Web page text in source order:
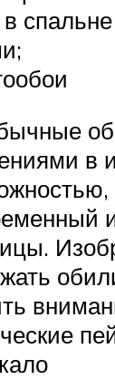
в